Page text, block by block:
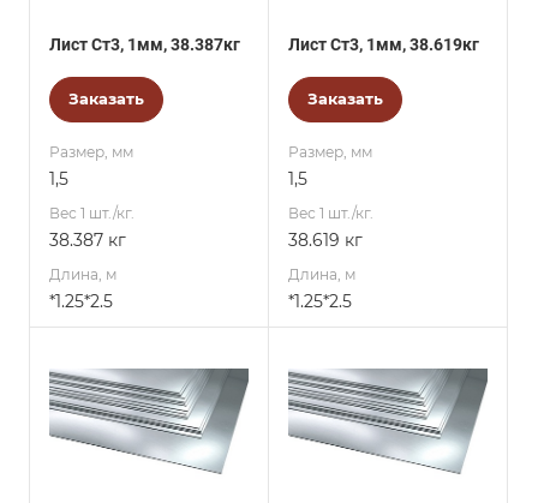
Лист Ст3, 1мм, 38.387кг
Заказать
Размер, мм
1,5
Вес 1 шт./кг.
38.387 кг
Длина, м
*1.25*2.5
Лист Ст3, 1мм, 38.619кг
Заказать
Размер, мм
1,5
Вес 1 шт./кг.
38.619 кг
Длина, м
*1.25*2.5